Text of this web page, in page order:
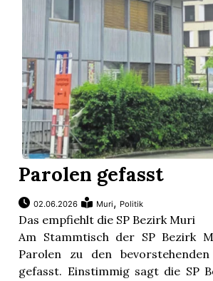
Parolen gefasst
02.06.2026 Muri, Politik
Das empfiehlt die SP Bezirk Muri
Am Stammtisch der SP Bezirk
Parolen zu den bevorstehenden
gefasst. Einstimmig sagt die SP